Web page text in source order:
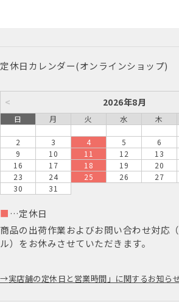
定休日カレンダー(オンラインショップ)
< 2026年8月
日 月 火 水 木
2
3 4 5 6
9
10 11 12 13
16
17 18 19 20
23
24 25 26 27
30
31
■ …定休日
商品の出荷作業およびお問い合わせ対応
ル）をお休みさせていただきます。
実店舗の定休日と営業時間」に関するお知ら